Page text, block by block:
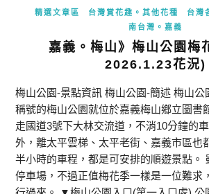
精選文章區 台灣賞花趣。其他花種 台灣
南台灣。嘉義
嘉義。梅山》梅山公園梅
2026.1.23花況)
梅山公園-景點資訊 梅山公園-簡述 梅山公
稱號的梅山公園就位於嘉義梅山鄉立圖書
走國道3號下大林交流道，不消10分鐘的
外，離太平雲梯、太平老街、嘉義市區也
半小時的車程，都是可安排的順遊景點。
停車場，不過正值梅花季一樣是一位難求